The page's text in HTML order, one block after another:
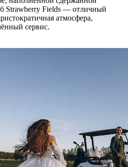
Strawberry Fields — отличный
атмосфера,
сервис.